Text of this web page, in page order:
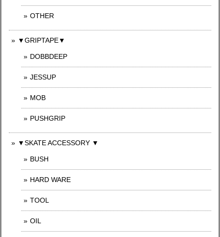
OTHER
▼GRIPTAPE▼
DOBBDEEP
JESSUP
MOB
PUSHGRIP
▼SKATE ACCESSORY ▼
BUSH
HARD WARE
TOOL
OIL